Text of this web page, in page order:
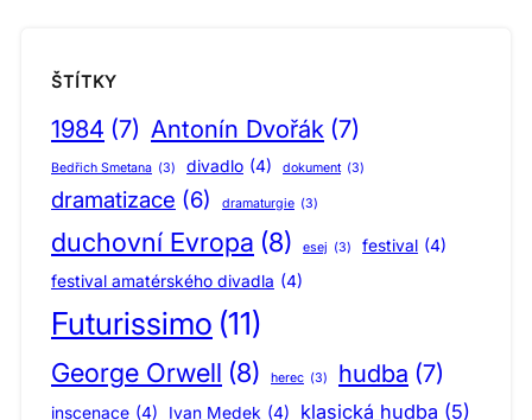
ŠTÍTKY
1984 (7) Antonín Dvořák (7)
Bedřich Smetana (3) divadlo (4) dokument (3)
dramatizace (6) dramaturgie (3)
duchovní Evropa (8) esej (3) festival (4)
festival amatérského divadla (4)
Futurissimo (11)
George Orwell (8) herec (3) hudba (7)
inscenace (4) Ivan Medek (4) klasická hudba (5)